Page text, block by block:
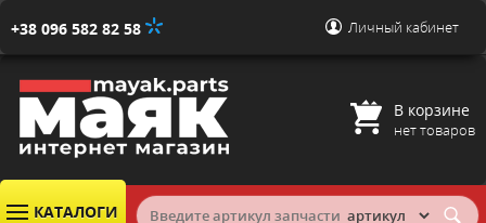
+38 096 582 82 58 Личный кабинет
В корзине
нет товаров
КАТАЛОГИ